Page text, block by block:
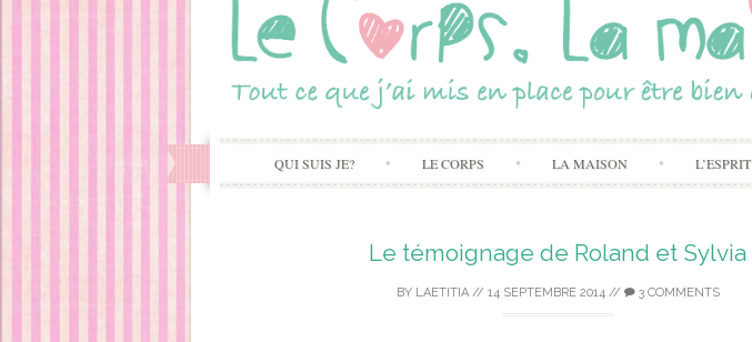
QUI SUIS JE? LE CORPS LA MAISON L’ESPRIT
Le témoignage de Roland et Sylvia
BY LAETITIA// 14 SEPTEMBRE 2014 // 3 COMMENTS